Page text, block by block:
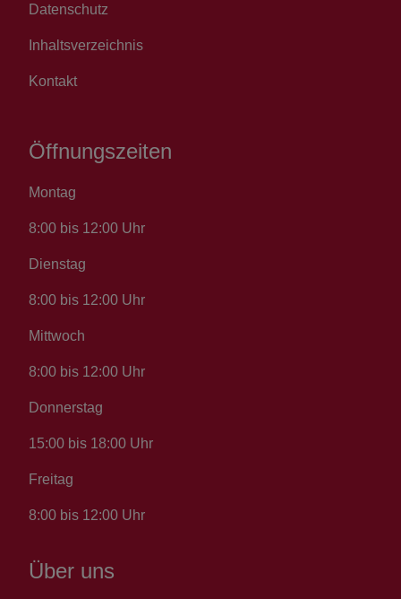
Datenschutz
Inhaltsverzeichnis
Kontakt
Öffnungszeiten
Montag
8:00 bis 12:00 Uhr
Dienstag
8:00 bis 12:00 Uhr
Mittwoch
8:00 bis 12:00 Uhr
Donnerstag
15:00 bis 18:00 Uhr
Freitag
8:00 bis 12:00 Uhr
Über uns